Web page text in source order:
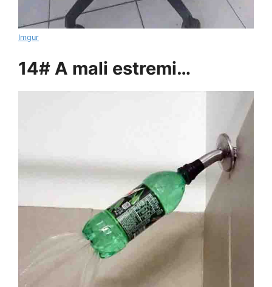
Imgur
14# A mali estremi…